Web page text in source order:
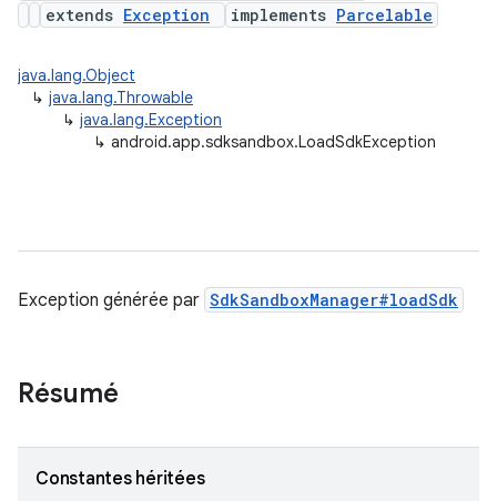
extends Exception implements Parcelable
java.lang.Object
↳ java.lang.Throwable
↳ java.lang.Exception
↳ android.app.sdksandbox.LoadSdkException
Exception générée par SdkSandboxManager#loadSdk
Résumé
Constantes héritées